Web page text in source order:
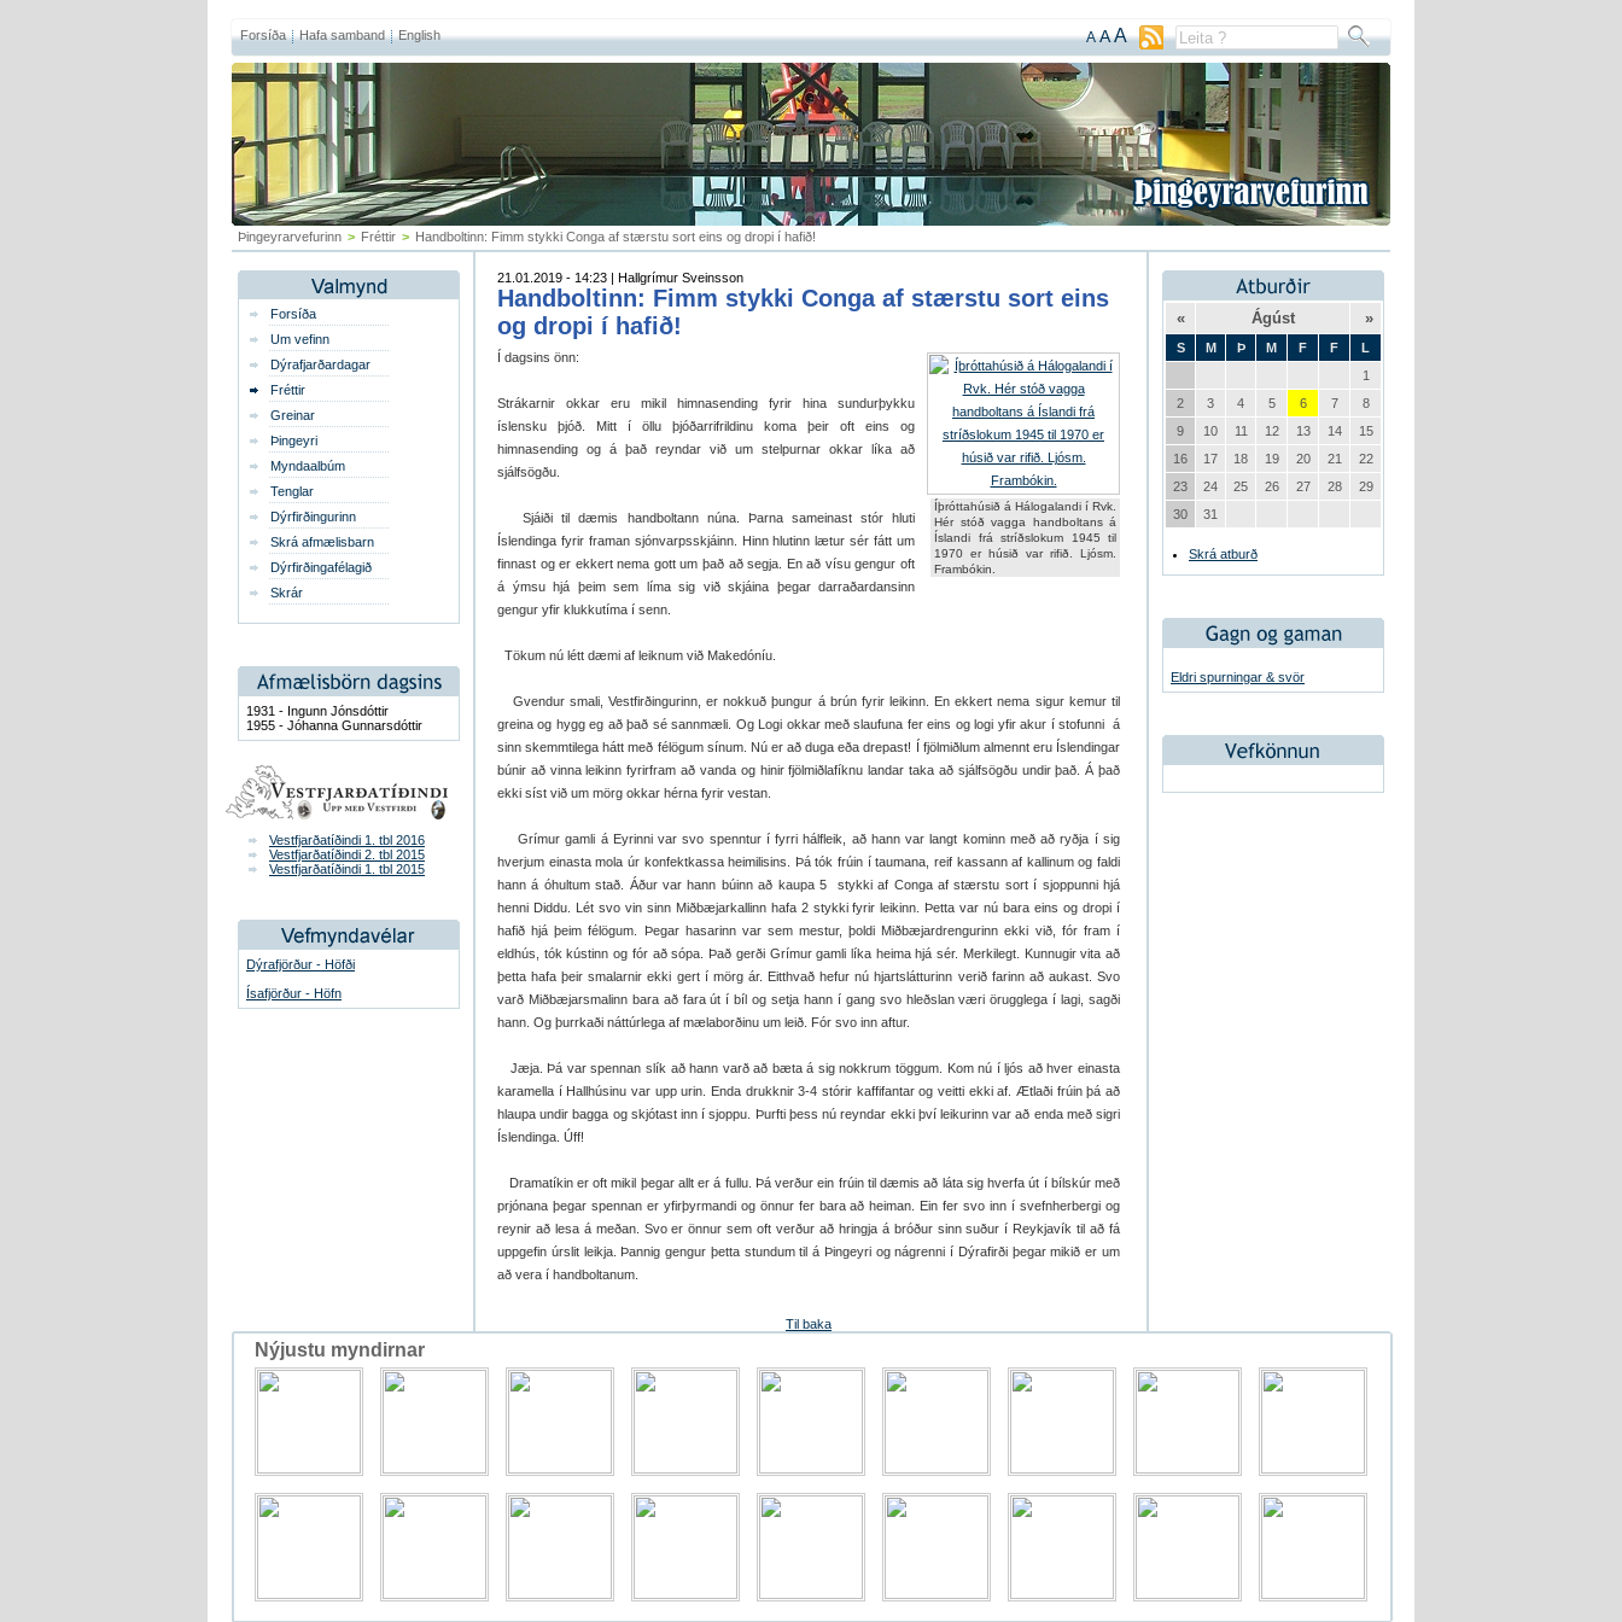
Forsíða Hafa samband English A AA
Þingeyrarvefurinn > Fréttir > Handboltinn: Fimm stykki Conga af stærstu sort eins og dropi í hafið!
Forsíða
Um vefinn
Dýrafjarðardagar
Fréttir
Greinar
Þingeyri
Myndaalbúm
Tenglar
Dýrfirðingurinn
Skrá afmælisbarn
Dýrfirðingafélagið
Skrár
1931 - Ingunn Jónsdóttir
1955 - Jóhanna Gunnarsdóttir
Vestfjarðatíðindi 1. tbl 2016
Vestfjarðatíðindi 2. tbl 2015
Vestfjarðatíðindi 1. tbl 2015
Dýrafjörður - Höfði
Ísafjörður - Höfn
21.01.2019 - 14:23 | Hallgrímur Sveinsson
Handboltinn: Fimm stykki Conga af stærstu sort eins
og dropi í hafið!
Íþróttahúsið á Hálogalandi í Rvk.
Hér stóð vagga handboltans á
Íslandi frá stríðslokum 1945 til
1970 er húsið var rifið. Ljósm.
Frambókin.
Í dagsins önn:
Strákarnir okkar eru mikil himnasending fyrir hina sundurþykku
íslensku þjóð. Mitt í öllu þjóðarrifrildinu koma þeir oft eins og
himnasending og á það reyndar við um stelpurnar okkar líka að
sjálfsögðu.
Sjáiði til dæmis handboltann núna. Þarna sameinast stór hluti
Íslendinga fyrir framan sjónvarpsskjáinn. Hinn hlutinn lætur sér fátt um
finnast og er ekkert nema gott um það að segja. En að vísu gengur oft
á ýmsu hjá þeim sem líma sig við skjáina þegar darraðardansinn
gengur yfir klukkutíma í senn.
Tökum nú létt dæmi af leiknum við Makedóníu.
Gvendur smali, Vestfirðingurinn, er nokkuð þungur á brún fyrir leikinn. En ekkert nema sigur kemur til
greina og hygg eg að það sé sannmæli. Og Logi okkar með slaufuna fer eins og logi yfir akur í stofunni á
sinn skemmtilega hátt með félögum sínum. Nú er að duga eða drepast! Í fjölmiðlum almennt eru Íslendingar
búnir að vinna leikinn fyrirfram að vanda og hinir fjölmiðlafíknu landar taka að sjálfsögðu undir það. Á það
ekki síst við um mörg okkar hérna fyrir vestan.
Grímur gamli á Eyrinni var svo spenntur í fyrri hálfleik, að hann var langt kominn með að ryðja í sig
hverjum einasta mola úr konfektkassa heimilisins. Þá tók frúin í taumana, reif kassann af kallinum og faldi
hann á óhultum stað. Áður var hann búinn að kaupa 5 stykki af Conga af stærstu sort í sjoppunni hjá
henni Diddu. Lét svo vin sinn Miðbæjarkallinn hafa 2 stykki fyrir leikinn. Þetta var nú bara eins og dropi í
hafið hjá þeim félögum. Þegar hasarinn var sem mestur, þoldi Miðbæjardrengurinn ekki við, fór fram í
eldhús, tók kústinn og fór að sópa. Það gerði Grímur gamli líka heima hjá sér. Merkilegt. Kunnugir vita að
þetta hafa þeir smalarnir ekki gert í mörg ár. Eitthvað hefur nú hjartslátturinn verið farinn að aukast. Svo
varð Miðbæjarsmalinn bara að fara út í bíl og setja hann í gang svo hleðslan væri örugglega í lagi, sagði
hann. Og þurrkaði náttúrlega af mælaborðinu um leið. Fór svo inn aftur.
Jæja. Þá var spennan slík að hann varð að bæta á sig nokkrum töggum. Kom nú í ljós að hver einasta
karamella í Hallhúsinu var upp urin. Enda drukknir 3-4 stórir kaffifantar og veitti ekki af. Ætlaði frúin þá að
hlaupa undir bagga og skjótast inn í sjoppu. Þurfti þess nú reyndar ekki því leikurinn var að enda með sigri
Íslendinga. Úff!
Dramatíkin er oft mikil þegar allt er á fullu. Þá verður ein frúin til dæmis að láta sig hverfa út í bílskúr með
prjónana þegar spennan er yfirþyrmandi og önnur fer bara að heiman. Ein fer svo inn í svefnherbergi og
reynir að lesa á meðan. Svo er önnur sem oft verður að hringja á bróður sinn suður í Reykjavík til að fá
uppgefin úrslit leikja. Þannig gengur þetta stundum til á Þingeyri og nágrenni í Dýrafirði þegar mikið er um
að vera í handboltanum.
Til baka
« Ágúst »
S M Þ M F F
L
1
2
3 4 5 6 7
8
9
10 11 12 13 14
15
16
17 18 19 20 21
22
23
24 25 26 27 28
29
30
31
Skrá atburð
Eldri spurningar & svör
Nýjustu myndirnar